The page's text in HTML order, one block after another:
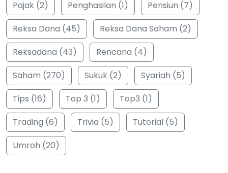
Pajak (2)
Penghasilan (1)
Pensiun (7)
Reksa Dana (45)
Reksa Dana Saham (2)
Reksadana (43)
Rencana (4)
Saham (270)
Sukuk (2)
Syariah (5)
Tips (16)
Top 3 (1)
Top3 (1)
Trading (6)
Trivia (5)
Tutorial (5)
Umroh (20)